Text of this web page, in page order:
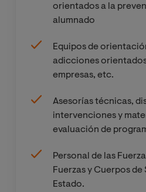
relacionadas a
sustancias
Prevención
otras
conductas
problema
calidad
aplicados a la
evaluación de
orientados a la
alumnado
Equipos de
adicciones
empresas, etc.
Asesorías técnicas,
intervenciones y
evaluación de
Personal de las
Fuerzas y Cuerpos de
Estado.